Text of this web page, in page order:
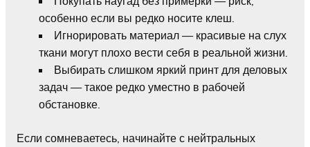
особенно если вы редко носите клеш.
Игнорировать материал — красивые на слух
ткани могут плохо вести себя в реальной жизни.
Выбирать слишком яркий принт для деловых
задач — такое редко уместно в рабочей
обстановке.
Если сомневаетесь, начинайте с нейтральных